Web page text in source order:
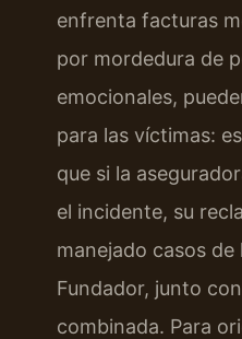
enfrenta facturas
por mordedura de
emocionales,
para las víctimas:
que si la
el incidente, su
manejado casos de
Fundador, junto
combinada. Para